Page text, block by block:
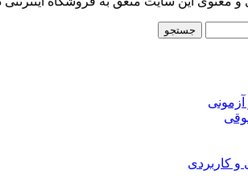
جستجو
و کاربردی